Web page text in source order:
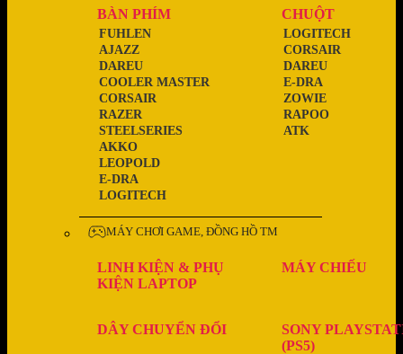
BÀN PHÍM
LOGITECH
E-DRA
LEOPOLD
AKKO
STEELSERIES
RAZER
CORSAIR
COOLER MASTER
DAREU
AJAZZ
FUHLEN
CHUỘT
ATK
RAPOO
ZOWIE
E-DRA
DAREU
CORSAIR
LOGITECH
MÁY CHƠI GAME, ĐỒNG HỒ TM
LINH KIỆN & PHỤ
KIỆN LAPTOP
MÁY CHIẾU
DÂY CHUYỂN ĐỔI
SONY
(PS5)